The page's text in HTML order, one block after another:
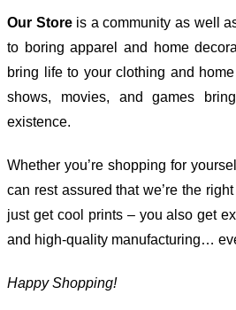
Our Storeis a community as well
to boring apparel and home
bring life to your clothing and
shows, movies, and games
existence.
Whether you’re shopping for
can rest assured that we’re the
just get cool prints – you also get
and high-quality manufacturing…
Happy Shopping!